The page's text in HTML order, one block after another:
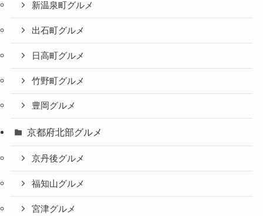
新温泉町グルメ
出石町グルメ
日高町グルメ
竹野町グルメ
豊岡グルメ
京都府北部グルメ
京丹後グルメ
福知山グルメ
宮津グルメ